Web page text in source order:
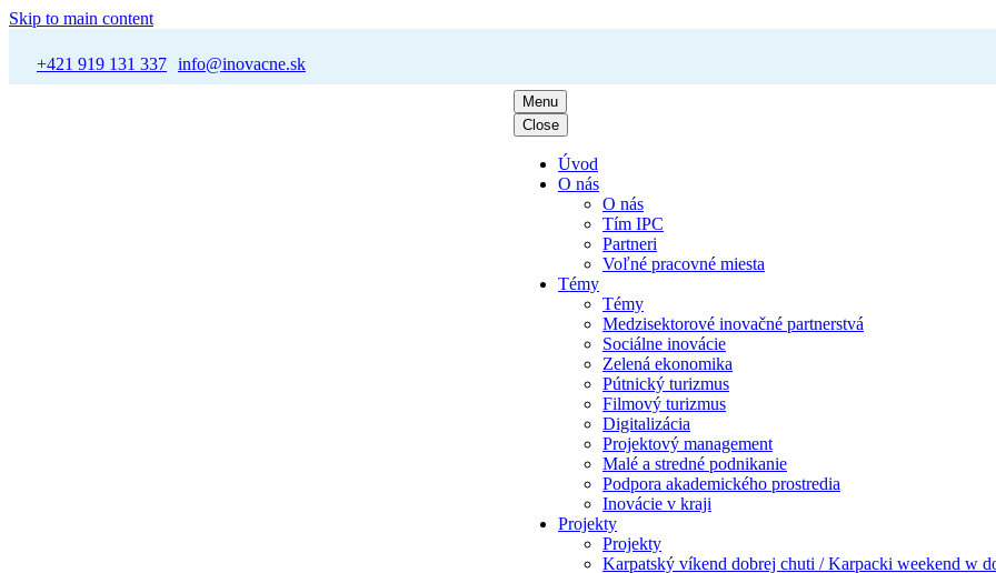
Skip to main content
+421 919 131 337 info@inovacne.sk
Menu
Close
Úvod
O nás
O nás
Tím IPC
Partneri
Voľné pracovné miesta
Témy
Témy
Medzisektorové inovačné partnerstvá
Sociálne inovácie
Zelená ekonomika
Pútnický turizmus
Filmový turizmus
Digitalizácia
Projektový management
Malé a stredné podnikanie
Podpora akademického prostredia
Inovácie v kraji
Projekty
Projekty
Karpatský víkend dobrej chuti / Karpacki weekend w